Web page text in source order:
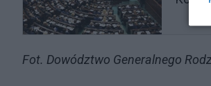
Fot. Dowództwo Generalnego